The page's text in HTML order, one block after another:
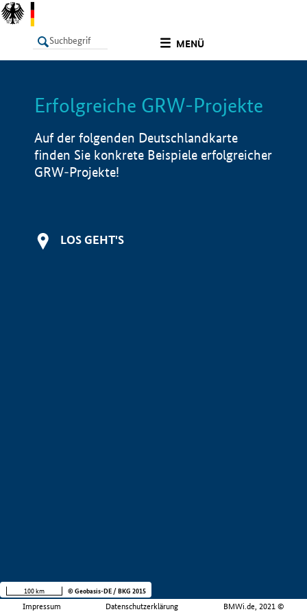
MENÜ
LISTE Info
Erfolgreiche GRW-Projekte
Auf der folgenden Deutschlandkarte
finden Sie konkrete Beispiele erfolgreicher
GRW-Projekte!
LOS GEHT'S
Impressum Datenschutzerklärung BMWi.de, 2021 ©
100 km © Geobasis-DE / BKG 2015